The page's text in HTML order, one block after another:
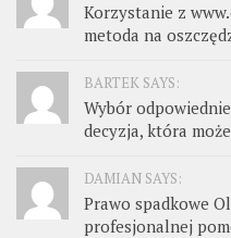
Korzystanie z
metoda na
BARTEK SAYS:
Wybór
decyzja, która
DAMIAN SAYS:
Prawo spadkowe
profesjonalnej